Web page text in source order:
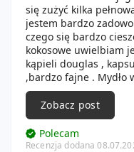
się zużyć kilka
jestem bardzo
czego się bardzo
kokosowe uwielbiam
kąpieli douglas ,
,bardzo fajne . Mydło
arbuzowy o ładnym
mydła w płynie ,
zębów blanx bardzo
demakijażu
faceboom który
Zobacz post
Polecam
Recenzja dodana